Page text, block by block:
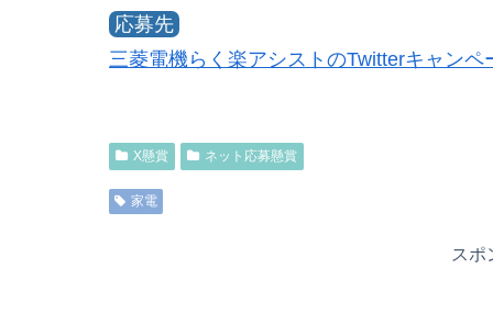
応募先
三菱電機らく楽アシストのTwitterキャンペ
X懸賞 ネット応募懸賞
家電
スポ